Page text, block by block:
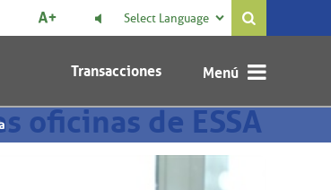
Select Language 
Transacciones
oficinas de ESSA